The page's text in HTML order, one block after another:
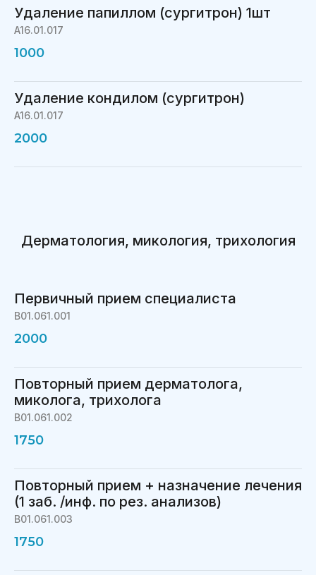
Удаление папиллом (сургитрон) 1шт
A16.01.017
1000
Удаление кондилом (сургитрон)
A16.01.017
2000
Дерматология, микология, трихология
Первичный прием специалиста
B01.061.001
2000
Повторный прием дерматолога,
миколога, трихолога
B01.061.002
1750
Повторный прием + назначение лечения
(1 заб. /инф. по рез. анализов)
B01.061.003
1750